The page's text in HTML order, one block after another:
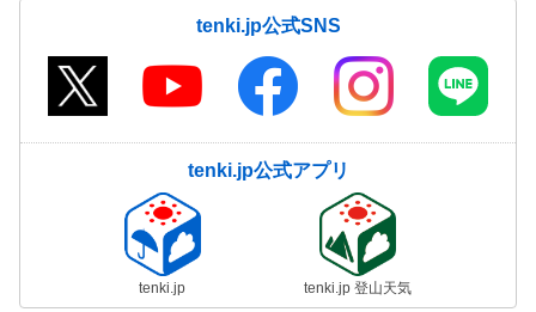
tenki.jp公式SNS
tenki.jp公式アプリ
tenki.jp tenki.jp 登山天気